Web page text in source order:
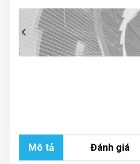
Mô tả Đánh giá